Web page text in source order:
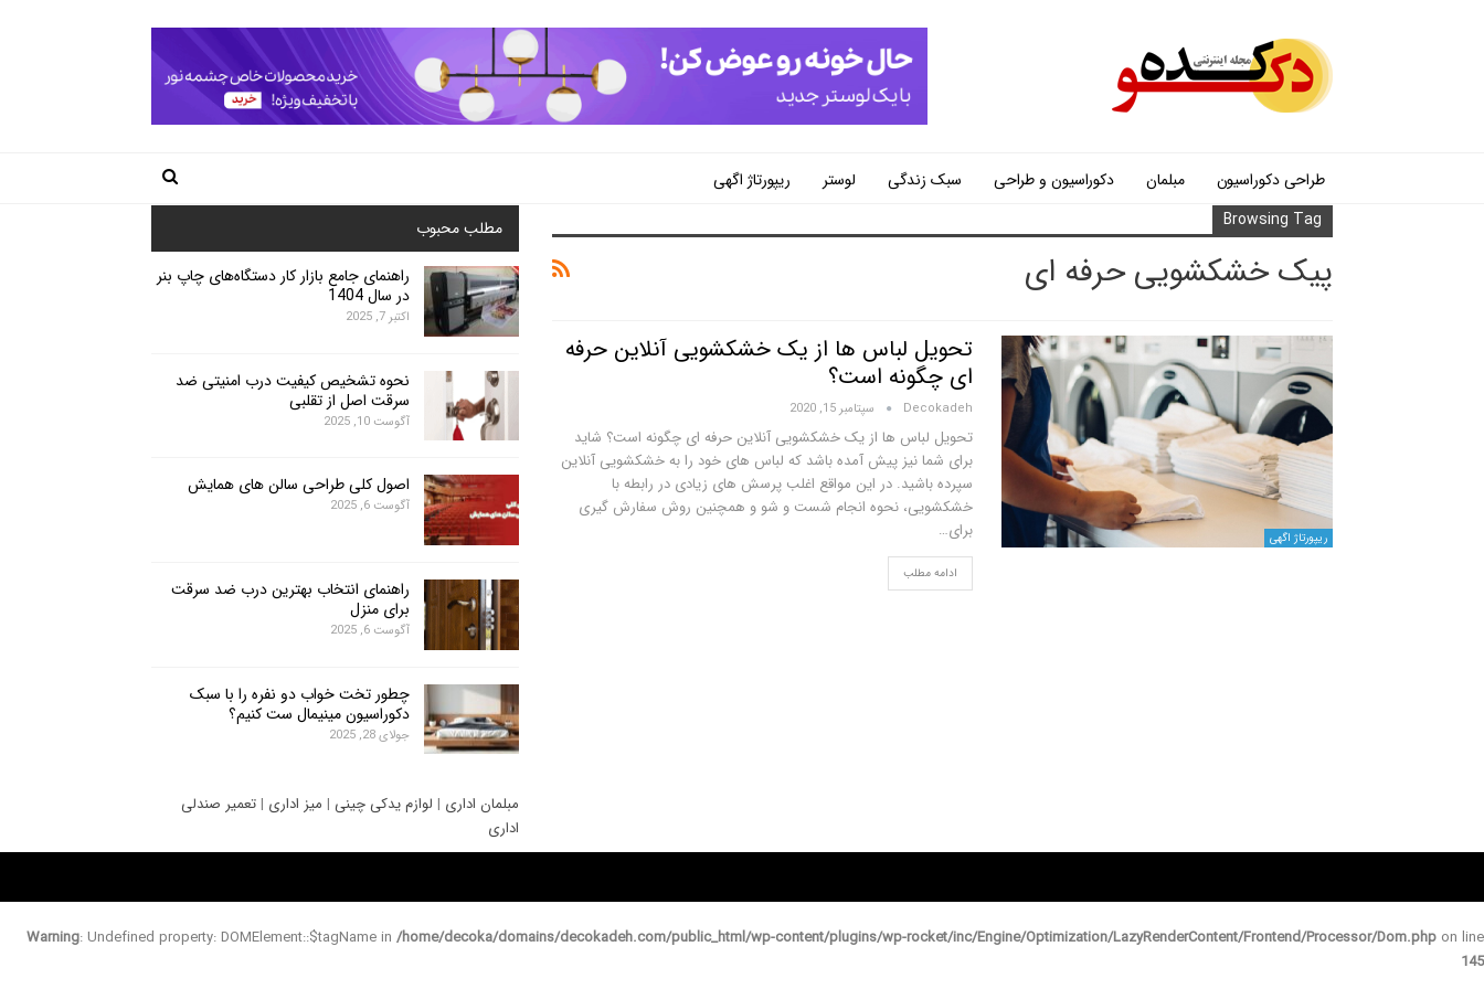
طراحی دکوراسیون مبلمان دکوراسیون و طراحی سبک زندگی لوستر
ریپورتاژ اگهی
Browsing Tag
پیک خشکشویی حرفه ای
ریپورتاژ اگهی
تحویل لباس ها از یک خشکشویی آنلاین حرفه
ای چگونه است؟
Decokadeh سپتامبر 15, 2020
تحویل لباس ها از یک خشکشویی آنلاین حرفه ای چگونه است؟ شاید
برای شما نیز پیش آمده باشد که لباس های خود را به خشکشویی آنلاین
سپرده باشید. در این مواقع اغلب پرسش های زیادی در رابطه با
خشکشویی، نحوه انجام شست و شو و همچنین روش سفارش گیری
برای…
ادامه مطلب
مطلب محبوب
راهنمای جامع بازار کار دستگاه‌های چاپ بنر
در سال 1404
اکتبر 7, 2025
نحوه تشخیص کیفیت درب امنیتی ضد
سرقت اصل از تقلبی
آگوست 10, 2025
اصول کلی طراحی سالن های همایش
آگوست 6, 2025
راهنمای انتخاب بهترین درب ضد سرقت
برای منزل
آگوست 6, 2025
چطور تخت خواب دو نفره را با سبک
دکوراسیون مینیمال ست کنیم؟
جولای 28, 2025
مبلمان اداری | لوازم یدکی چینی | میز اداری | تعمیر صندلی
اداری
Warning: Undefined property: DOMElement::$tagName in /home/decoka/domains/decokadeh.com/public_html/wp-content/plugins/wp-rocket/inc/Engine/Optimization/LazyRenderContent/Frontend/Processor/Dom.php on line
145